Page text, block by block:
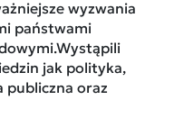
wyzwania
państwami
jak polityka,
publiczna oraz